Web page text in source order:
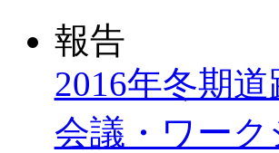
報告
2016年冬期
会議・ワーク